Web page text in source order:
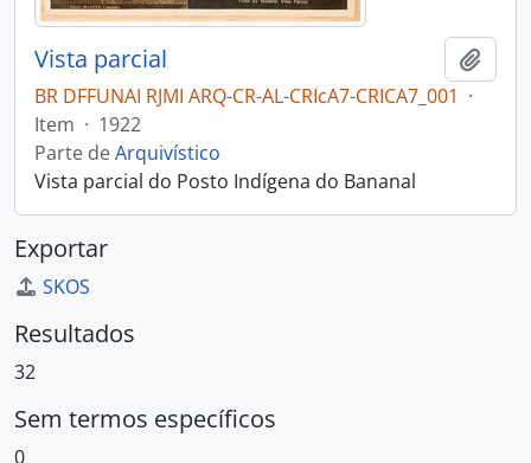
Vista parcial
BR DFFUNAI RJMI ARQ-CR-AL-CRIcA7-CRICA7_001 ·
Item · 1922
Parte deArquivístico
Vista parcial do Posto Indígena do Bananal
Exportar
SKOS
Resultados
32
Sem termos específicos
0